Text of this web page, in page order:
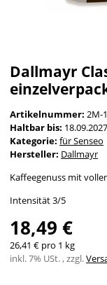
Dallmayr
Artikelnummer: 2M-
Haltbar bis: 18.09.2027
Kategorie: für Senseo
Hersteller: Dallmayr
Kaffeegenuss mit
Intensität 3/5
18,49 €
26,41 € pro 1 kg
inkl. 7% USt. , zzgl.